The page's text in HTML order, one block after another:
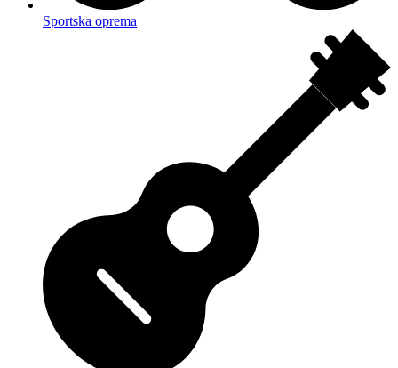
Sportska oprema